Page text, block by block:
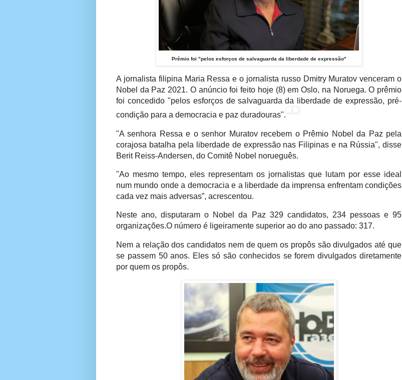
Prêmio foi "pelos esforços de salvaguarda da liberdade de expressão"
A jornalista filipina Maria Ressa e o jornalista russo Dmitry Muratov venceram o
Nobel da Paz 2021. O anúncio foi feito hoje (8) em Oslo, na Noruega. O prêmio
foi concedido "pelos esforços de salvaguarda da liberdade de expressão, pré-
condição para a democracia e paz duradouras".
"A senhora Ressa e o senhor Muratov recebem o Prêmio Nobel da Paz pela
corajosa batalha pela liberdade de expressão nas Filipinas e na Rússia", disse
Berit Reiss-Andersen, do Comitê Nobel norueguês.
"Ao mesmo tempo, eles representam os jornalistas que lutam por esse ideal
num mundo onde a democracia e a liberdade da imprensa enfrentam condições
cada vez mais adversas”, acrescentou.
Neste ano, disputaram o Nobel da Paz 329 candidatos, 234 pessoas e 95
organizações.O número é ligeiramente superior ao do ano passado: 317.
Nem a relação dos candidatos nem de quem os propôs são divulgados até que
se passem 50 anos. Eles só são conhecidos se forem divulgados diretamente
por quem os propôs.